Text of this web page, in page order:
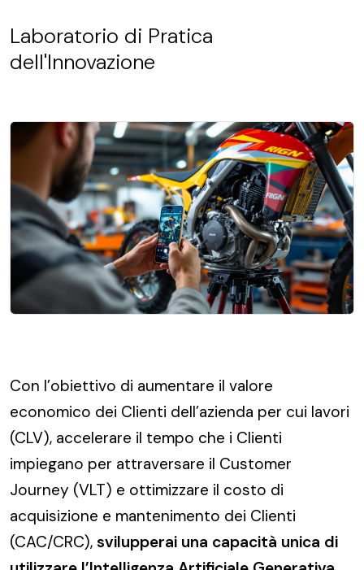
Laboratorio di Pratica
dell'Innovazione
Con l’obiettivo di aumentare il valore
economico dei Clienti dell’azienda per cui lavori
(CLV), accelerare il tempo che i Clienti
impiegano per attraversare il Customer
Journey (VLT) e ottimizzare il costo di
acquisizione e mantenimento dei Clienti
(CAC/CRC), svilupperai una capacità unica di